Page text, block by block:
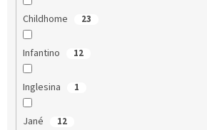
Childhome 23
Infantino 12
Inglesina 1
Jané 12